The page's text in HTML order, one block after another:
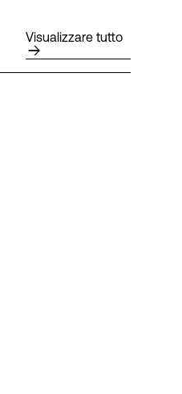
Visualizzare tutto